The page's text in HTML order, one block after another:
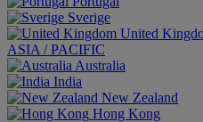
Sverige
United
ASIA / PACIFIC
Australia
India
New Zealand
Hong Kong